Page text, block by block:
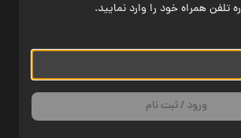
تلفن همراه خود را وارد نمایید.
ورود / ثبت نام